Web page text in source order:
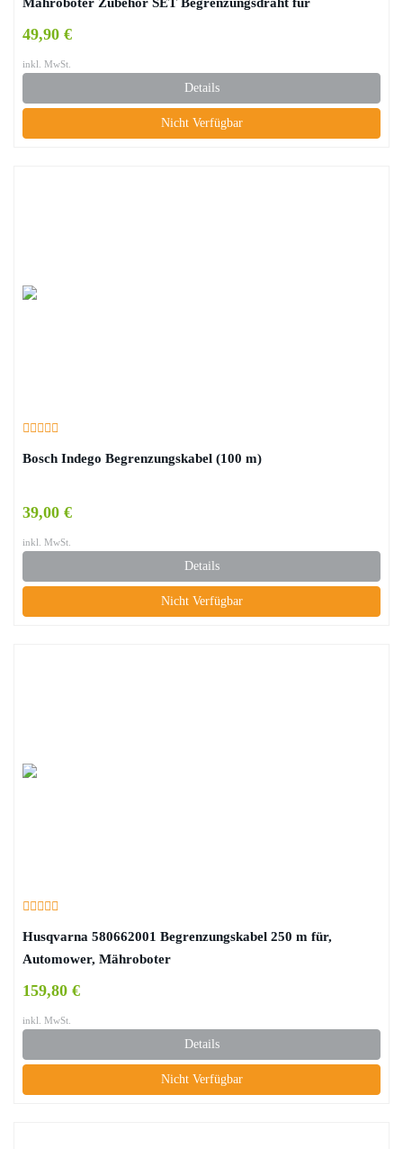
WORX/HONDA / ROBOMOW/iMow
49,90 €
inkl. MwSt.
Details
Nicht Verfügbar
Bosch Indego Begrenzungskabel (100 m)
39,00 €
inkl. MwSt.
Details
Nicht Verfügbar
Husqvarna 580662001 Begrenzungskabel 250 m für,
Automower, Mähroboter
159,80 €
inkl. MwSt.
Details
Nicht Verfügbar